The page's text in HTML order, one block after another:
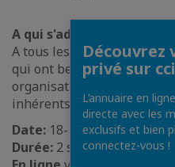
A qui s'adresse?
A tous les managers
qui ont besoin de mieux
organisationnel la période
inhérents qui y sont
Date: 18-19 mai
Durée: 2 sessions en ligne
Découvrez
privé sur
L’annuaire en
directe avec les
exclusifs et bien
connectez-vous !